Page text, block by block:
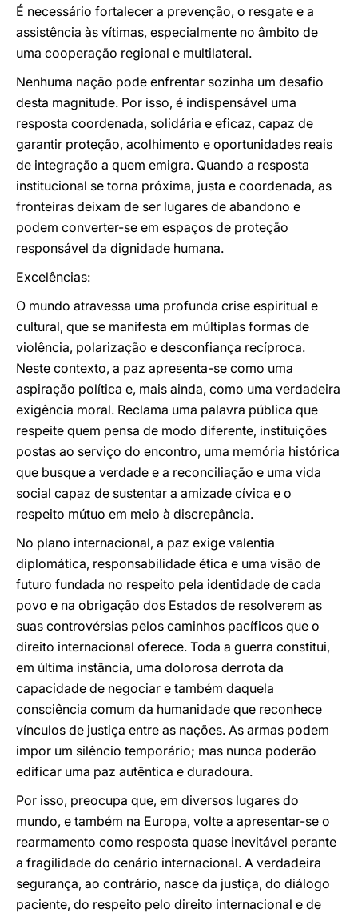
É necessário fortalecer a prevenção, o resgate e a
assistência às vítimas, especialmente no âmbito de
uma cooperação regional e multilateral.
Nenhuma nação pode enfrentar sozinha um desafio
desta magnitude. Por isso, é indispensável uma
resposta coordenada, solidária e eficaz, capaz de
garantir proteção, acolhimento e oportunidades reais
de integração a quem emigra. Quando a resposta
institucional se torna próxima, justa e coordenada, as
fronteiras deixam de ser lugares de abandono e
podem converter-se em espaços de proteção
responsável da dignidade humana.
Excelências:
O mundo atravessa uma profunda crise espiritual e
cultural, que se manifesta em múltiplas formas de
violência, polarização e desconfiança recíproca.
Neste contexto, a paz apresenta-se como uma
aspiração política e, mais ainda, como uma verdadeira
exigência moral. Reclama uma palavra pública que
respeite quem pensa de modo diferente, instituições
postas ao serviço do encontro, uma memória histórica
que busque a verdade e a reconciliação e uma vida
social capaz de sustentar a amizade cívica e o
respeito mútuo em meio à discrepância.
No plano internacional, a paz exige valentia
diplomática, responsabilidade ética e uma visão de
futuro fundada no respeito pela identidade de cada
povo e na obrigação dos Estados de resolverem as
suas controvérsias pelos caminhos pacíficos que o
direito internacional oferece. Toda a guerra constitui,
em última instância, uma dolorosa derrota da
capacidade de negociar e também daquela
consciência comum da humanidade que reconhece
vínculos de justiça entre as nações. As armas podem
impor um silêncio temporário; mas nunca poderão
edificar uma paz autêntica e duradoura.
Por isso, preocupa que, em diversos lugares do
mundo, e também na Europa, volte a apresentar-se o
rearmamento como resposta quase inevitável perante
a fragilidade do cenário internacional. A verdadeira
segurança, ao contrário, nasce da justiça, do diálogo
paciente, do respeito pelo direito internacional e de